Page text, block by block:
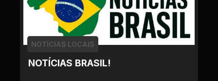
NOTÍCIAS BRASIL!
NOTÍCIAS LOCAIS